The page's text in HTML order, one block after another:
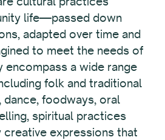
life—passed down
adapted over time and
to meet the needs of
encompass a wide range
folk and traditional
dance, foodways, oral
spiritual practices
creative expressions that